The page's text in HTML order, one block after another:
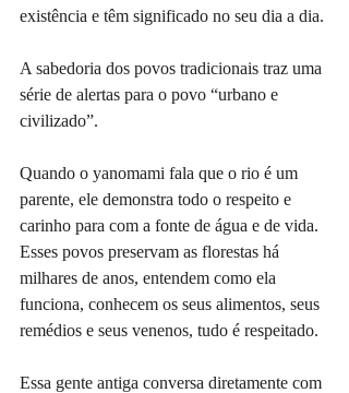
existência e têm significado no seu dia a dia.
A sabedoria dos povos tradicionais traz uma
série de alertas para o povo “urbano e
civilizado”.
Quando o yanomami fala que o rio é um
parente, ele demonstra todo o respeito e
carinho para com a fonte de água e de vida.
Esses povos preservam as florestas há
milhares de anos, entendem como ela
funciona, conhecem os seus alimentos, seus
remédios e seus venenos, tudo é respeitado.
Essa gente antiga conversa diretamente com